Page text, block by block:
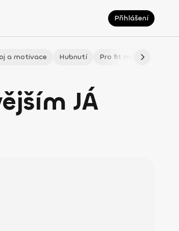
Přihlášení
a motivace Hubnutí Pro fit maminky
JÁ